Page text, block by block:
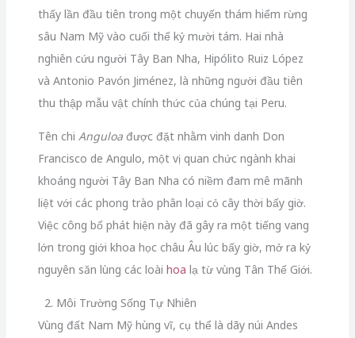
thấy lần đầu tiên trong một chuyến thám hiểm rừng
sâu Nam Mỹ vào cuối thế kỷ mười tám. Hai nhà
nghiên cứu người Tây Ban Nha, Hipólito Ruiz López
và Antonio Pavón Jiménez, là những người đầu tiên
thu thập mẫu vật chính thức của chúng tại Peru.
Tên chi Anguloađược đặt nhằm vinh danh Don
Francisco de Angulo, một vị quan chức ngành khai
khoáng người Tây Ban Nha có niềm đam mê mãnh
liệt với các phong trào phân loại cỏ cây thời bấy giờ.
Việc công bố phát hiện này đã gây ra một tiếng vang
lớn trong giới khoa học châu Âu lúc bấy giờ, mở ra kỷ
nguyên săn lùng các loài hoa lạ từ vùng Tân Thế Giới.
2. Môi Trường Sống Tự Nhiên
Vùng đất Nam Mỹ hùng vĩ, cụ thể là dãy núi Andes